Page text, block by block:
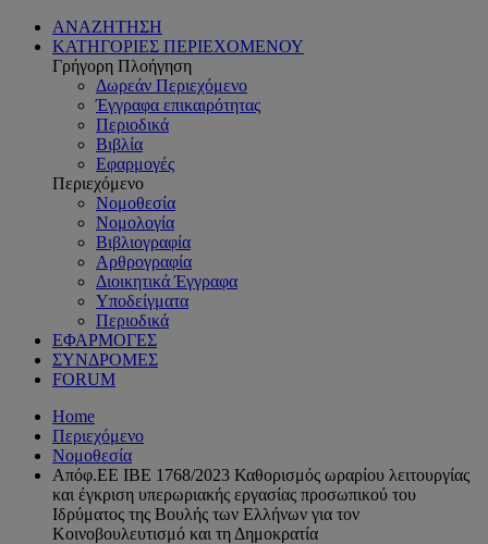
ΑΝΑΖΗΤΗΣΗ
ΚΑΤΗΓΟΡΙΕΣ ΠΕΡΙΕΧΟΜΕΝΟΥ
Γρήγορη Πλοήγηση
Δωρεάν Περιεχόμενο
Έγγραφα επικαιρότητας
Περιοδικά
Βιβλία
Εφαρμογές
Περιεχόμενο
Νομοθεσία
Νομολογία
Βιβλιογραφία
Αρθρογραφία
Διοικητικά Έγγραφα
Υποδείγματα
Περιοδικά
ΕΦΑΡΜΟΓΕΣ
ΣΥΝΔΡΟΜΕΣ
FORUM
Home
Περιεχόμενο
Νομοθεσία
Απόφ.ΕΕ ΙΒΕ 1768/2023 Καθορισμός ωραρίου λειτουργίας
και έγκριση υπερωριακής εργασίας προσωπικού του
Ιδρύματος της Βουλής των Ελλήνων για τον
Κοινοβουλευτισμό και τη Δημοκρατία